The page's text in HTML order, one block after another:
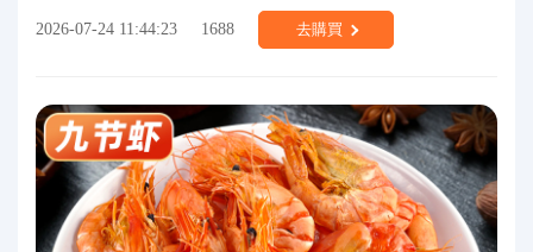
2026-07-24 11:44:23 1688 去購買